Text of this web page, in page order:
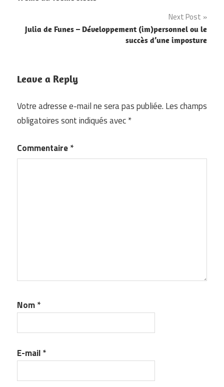
Next Post
Julia de Funes – Développement (im)personnel ou le
succès d’une imposture
Leave a Reply
Votre adresse e-mail ne sera pas publiée. Les champs
obligatoires sont indiqués avec*
Commentaire*
Nom*
E-mail*